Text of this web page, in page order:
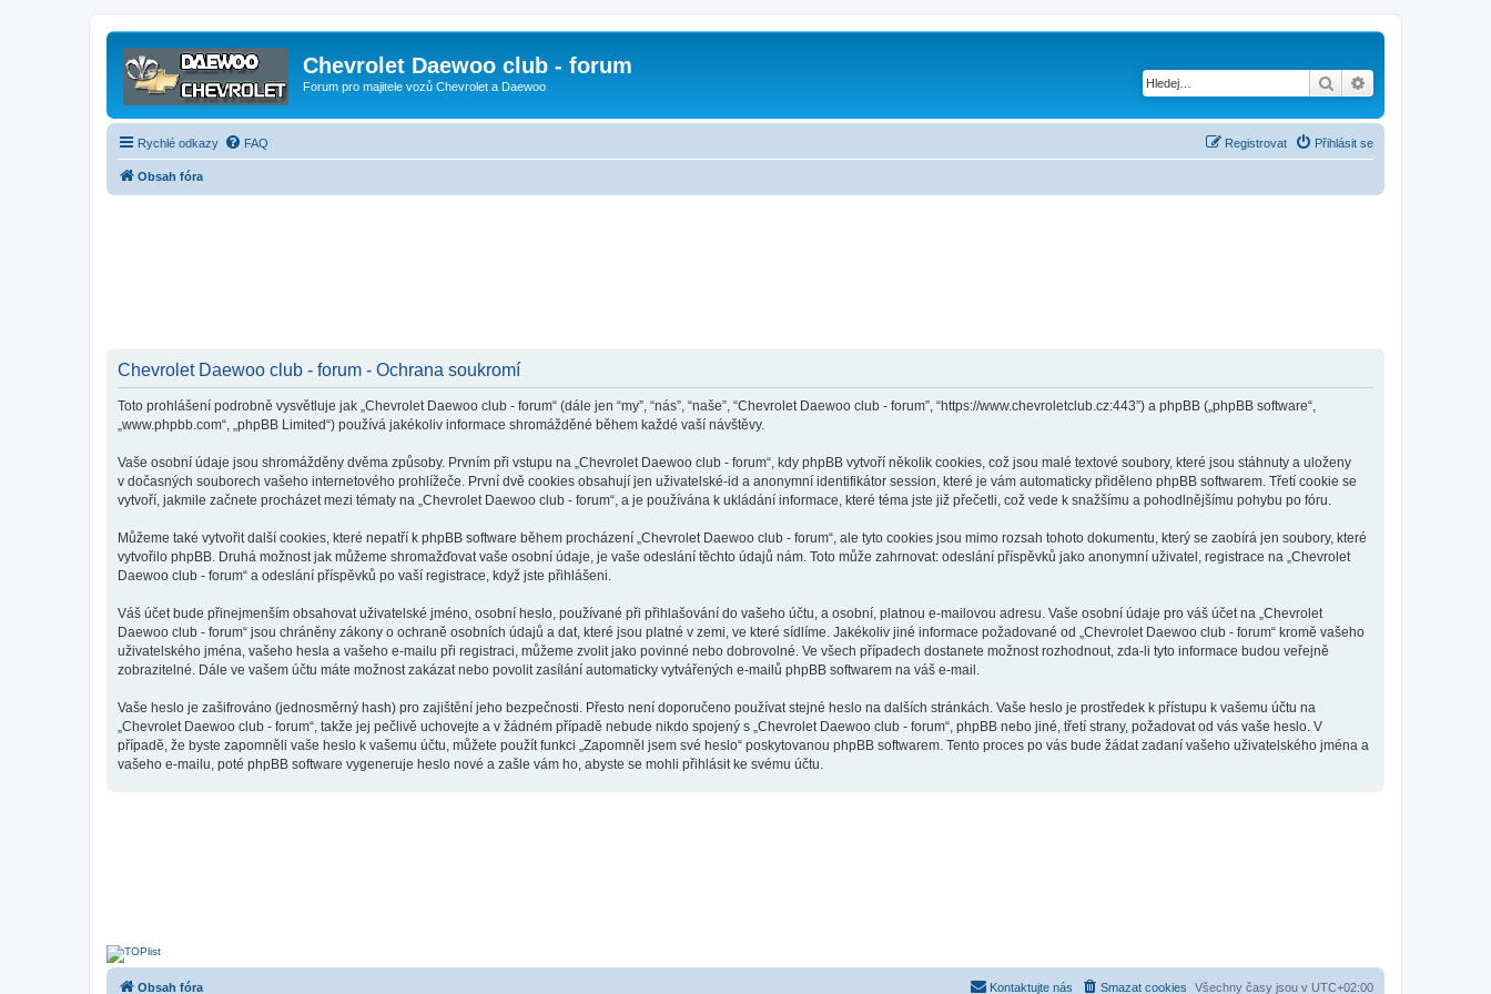
Chevrolet Daewoo club - forum
Forum pro majitele vozů Chevrolet a Daewoo Hledat
Rychlé odkazy FAQ Přihlásit se
Registrovat
Obsah fóra
Chevrolet Daewoo club - forum - Ochrana soukromí
Toto prohlášení podrobně vysvětluje jak „Chevrolet Daewoo club - forum“ (dále jen “my”, “nás”, “naše”, “Chevrolet Daewoo club - forum”, “https://www.chevroletclub.cz:443”) a phpBB („phpBB software“,
„www.phpbb.com“, „phpBB Limited“) používá jakékoliv informace shromážděné během každé vaší návštěvy.
Vaše osobní údaje jsou shromážděny dvěma způsoby. Prvním při vstupu na „Chevrolet Daewoo club - forum“, kdy phpBB vytvoří několik cookies, což jsou malé textové soubory, které jsou stáhnuty a uloženy
v dočasných souborech vašeho internetového prohlížeče. První dvě cookies obsahují jen uživatelské-id a anonymní identifikátor session, které je vám automaticky přiděleno phpBB softwarem. Třetí cookie se
vytvoří, jakmile začnete procházet mezi tématy na „Chevrolet Daewoo club - forum“, a je používána k ukládání informace, které téma jste již přečetli, což vede k snažšímu a pohodlnějšímu pohybu po fóru.
Můžeme také vytvořit další cookies, které nepatří k phpBB software během procházení „Chevrolet Daewoo club - forum“, ale tyto cookies jsou mimo rozsah tohoto dokumentu, který se zaobírá jen soubory, které
vytvořilo phpBB. Druhá možnost jak můžeme shromažďovat vaše osobní údaje, je vaše odeslání těchto údajů nám. Toto může zahrnovat: odeslání příspěvků jako anonymní uživatel, registrace na „Chevrolet
Daewoo club - forum“ a odeslání příspěvků po vaší registrace, když jste přihlášeni.
Váš účet bude přinejmenším obsahovat uživatelské jméno, osobní heslo, používané při přihlašování do vašeho účtu, a osobní, platnou e-mailovou adresu. Vaše osobní údaje pro váš účet na „Chevrolet
Daewoo club - forum“ jsou chráněny zákony o ochraně osobních údajů a dat, které jsou platné v zemi, ve které sídlíme. Jakékoliv jiné informace požadované od „Chevrolet Daewoo club - forum“ kromě vašeho
uživatelského jména, vašeho hesla a vašeho e-mailu při registraci, můžeme zvolit jako povinné nebo dobrovolné. Ve všech případech dostanete možnost rozhodnout, zda-li tyto informace budou veřejně
zobrazitelné. Dále ve vašem účtu máte možnost zakázat nebo povolit zasílání automaticky vytvářených e-mailů phpBB softwarem na váš e-mail.
Vaše heslo je zašifrováno (jednosměrný hash) pro zajištění jeho bezpečnosti. Přesto není doporučeno používat stejné heslo na dalších stránkách. Vaše heslo je prostředek k přístupu k vašemu účtu na
„Chevrolet Daewoo club - forum“, takže jej pečlivě uchovejte a v žádném případě nebude nikdo spojený s „Chevrolet Daewoo club - forum“, phpBB nebo jiné, třetí strany, požadovat od vás vaše heslo. V
případě, že byste zapomněli vaše heslo k vašemu účtu, můžete použít funkci „Zapomněl jsem své heslo“ poskytovanou phpBB softwarem. Tento proces po vás bude žádat zadaní vašeho uživatelského jména a
vašeho e-mailu, poté phpBB software vygeneruje heslo nové a zašle vám ho, abyste se mohli přihlásit ke svému účtu.
Obsah fóra Všechny časy jsou v UTC+02:00
Smazat cookies
Kontaktujte nás